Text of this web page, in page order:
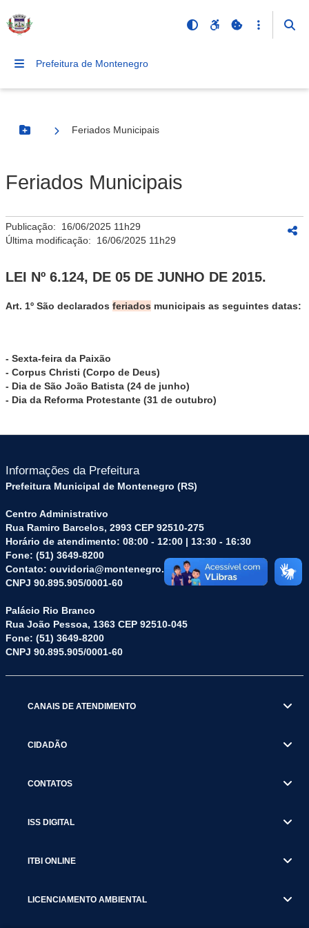
Prefeitura de Montenegro
Botão Menu
Feriados Municipais
Feriados Municipais
Publicação: 16/06/2025 11h29
Última modificação: 16/06/2025 11h29
LEI Nº 6.124, DE 05 DE JUNHO DE 2015.
Art. 1º São declarados feriados municipais as seguintes datas:
- Sexta-feira da Paixão
- Corpus Christi (Corpo de Deus)
- Dia de São João Batista (24 de junho)
- Dia da Reforma Protestante (31 de outubro)
Informações da Prefeitura
Prefeitura Municipal de Montenegro (RS)
Centro Administrativo
Rua Ramiro Barcelos, 2993 CEP 92510-275
Horário de atendimento: 08:00 - 12:00 | 13:30 - 16:30
Fone: (51) 3649-8200
Contato: ouvidoria@montenegro.rs.gov.br
CNPJ 90.895.905/0001-60
Palácio Rio Branco
Rua João Pessoa, 1363 CEP 92510-045
Fone: (51) 3649-8200
CNPJ 90.895.905/0001-60
CANAIS DE ATENDIMENTO
CIDADÃO
CONTATOS
ISS DIGITAL
ITBI ONLINE
LICENCIAMENTO AMBIENTAL